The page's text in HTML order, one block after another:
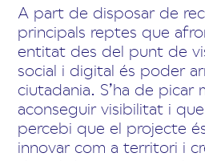
A part de disposar de
principals reptes que
entitat des del punt de
social i digital és poder
ciutadania. S’ha de
aconseguir visibilitat i
percebi que el projecte
innovar com a territori i